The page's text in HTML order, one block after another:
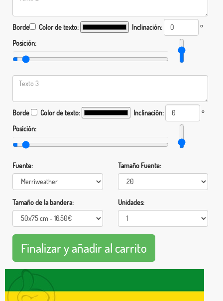
Borde Color de texto: Inclinación:
°
Posición:
Borde Color de texto: Inclinación:
°
Posición:
Fuente: Tamaño Fuente:
Tamaño de la bandera: Unidades: